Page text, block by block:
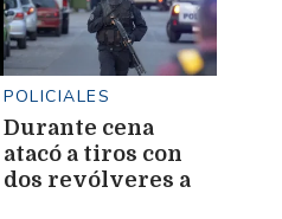
POLICIALES
Durante cena
atacó a tiros con
dos revólveres a